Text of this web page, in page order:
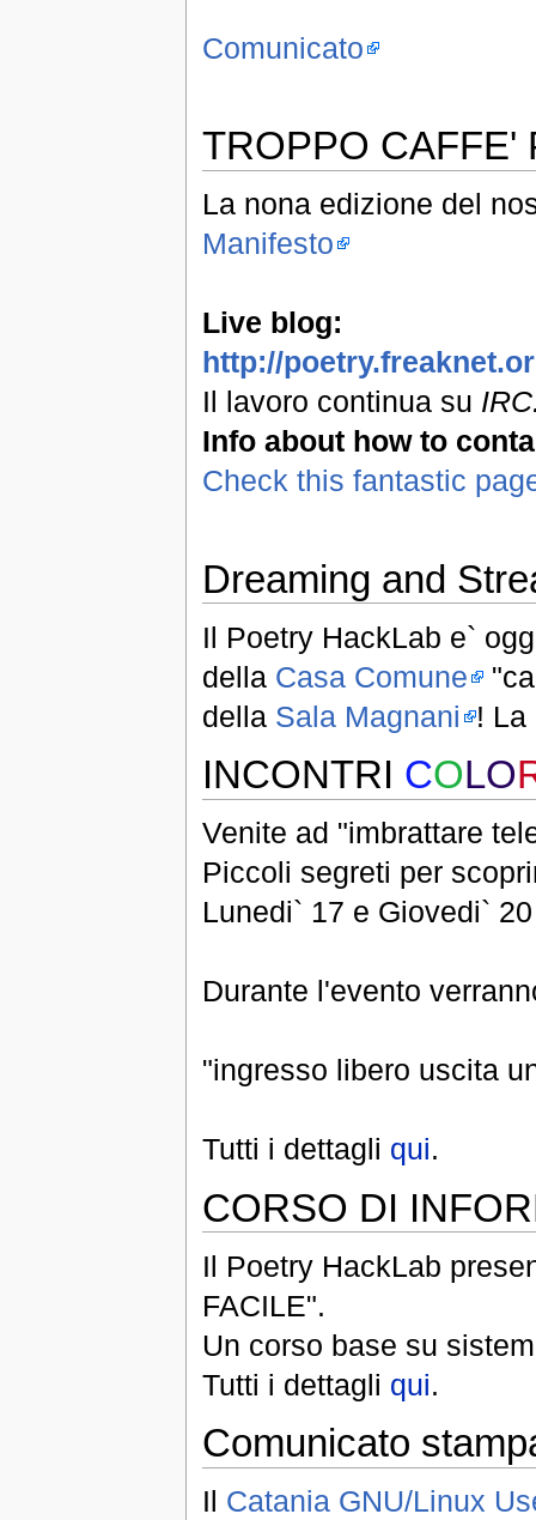
Comunicato
TROPPO CAFFE'
La nona edizione del
Manifesto
Live blog:
http://
Il lavoro continua su
Info about how to
Check this fantastic
Dreaming and
Il Poetry HackLab e`
della Casa Comune
della Sala Magnani ! La
INCONTRI COLO
Venite ad "imbrattare
Piccoli segreti per
Lunedi` 17 e Giovedi`
Durante l'evento
"ingresso libero uscita
Tutti i dettagli qui.
CORSO DI
Il Poetry HackLab
FACILE".
Un corso base su
Tutti i dettagli qui.
Comunicato
Il Catania GNU/Linux